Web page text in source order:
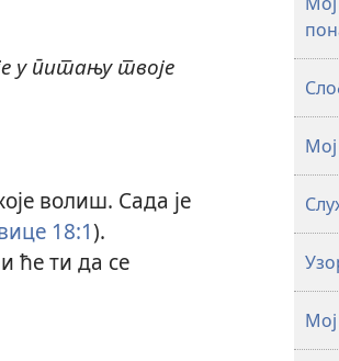
у питању твоје
волиш. Сада је
18:1).
ће ти да се